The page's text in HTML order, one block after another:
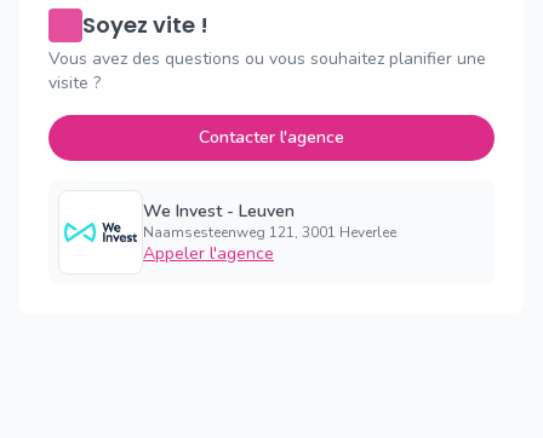
Soyez vite !
Vous avez des questions ou vous souhaitez planifier une
visite ?
Contacter l'agence
We Invest - Leuven
Naamsesteenweg 121, 3001 Heverlee
Appeler l'agence